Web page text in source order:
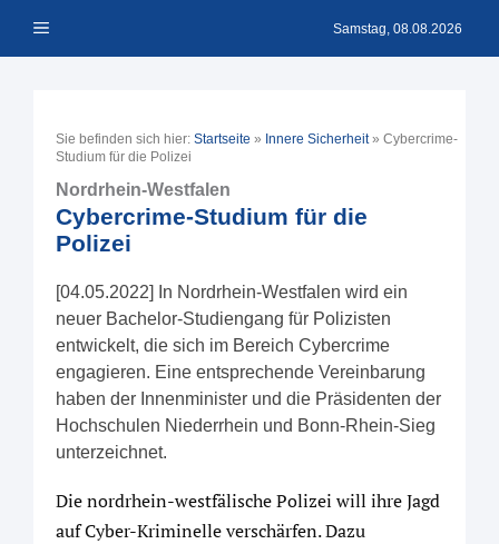
Inhalt Menü Samstag, 08.08.2026
Sie befinden sich hier: Startseite » Innere Sicherheit» Cybercrime-
Studium für die Polizei
Nordrhein-Westfalen
Cybercrime-Studium für die
Polizei
[04.05.2022] In Nordrhein-Westfalen wird ein
neuer Bachelor-Studiengang für Polizisten
entwickelt, die sich im Bereich Cybercrime
engagieren. Eine entsprechende Vereinbarung
haben der Innenminister und die Präsidenten der
Hochschulen Niederrhein und Bonn-Rhein-Sieg
unterzeichnet.
Die nordrhein-westfälische Polizei will ihre Jagd
auf Cyber-Kriminelle verschärfen. Dazu